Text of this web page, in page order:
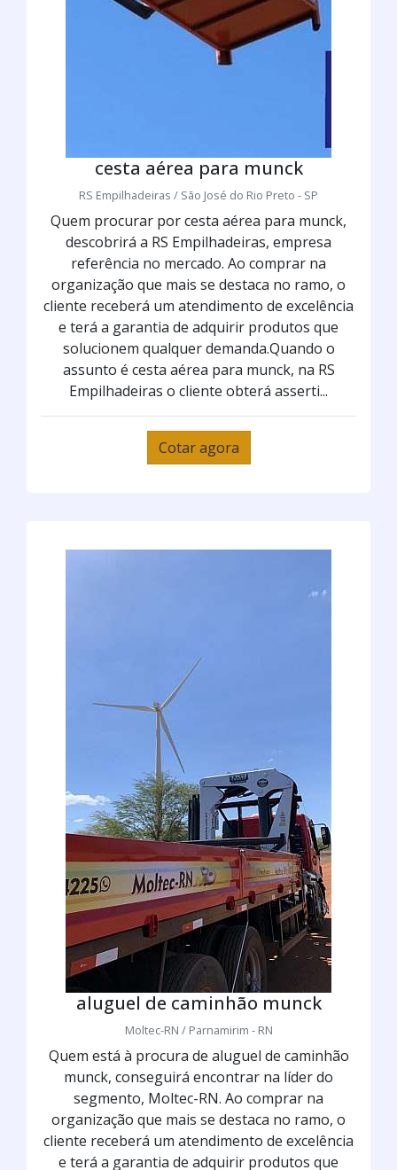
cesta aérea para munck
RS Empilhadeiras / São José do Rio Preto - SP
Quem procurar por cesta aérea para munck,
descobrirá a RS Empilhadeiras, empresa
referência no mercado. Ao comprar na
organização que mais se destaca no ramo, o
cliente receberá um atendimento de excelência
e terá a garantia de adquirir produtos que
solucionem qualquer demanda.Quando o
assunto é cesta aérea para munck, na RS
Empilhadeiras o cliente obterá asserti...
Cotar agora
aluguel de caminhão munck
Moltec-RN / Parnamirim - RN
Quem está à procura de aluguel de caminhão
munck, conseguirá encontrar na líder do
segmento, Moltec-RN. Ao comprar na
organização que mais se destaca no ramo, o
cliente receberá um atendimento de excelência
e terá a garantia de adquirir produtos que